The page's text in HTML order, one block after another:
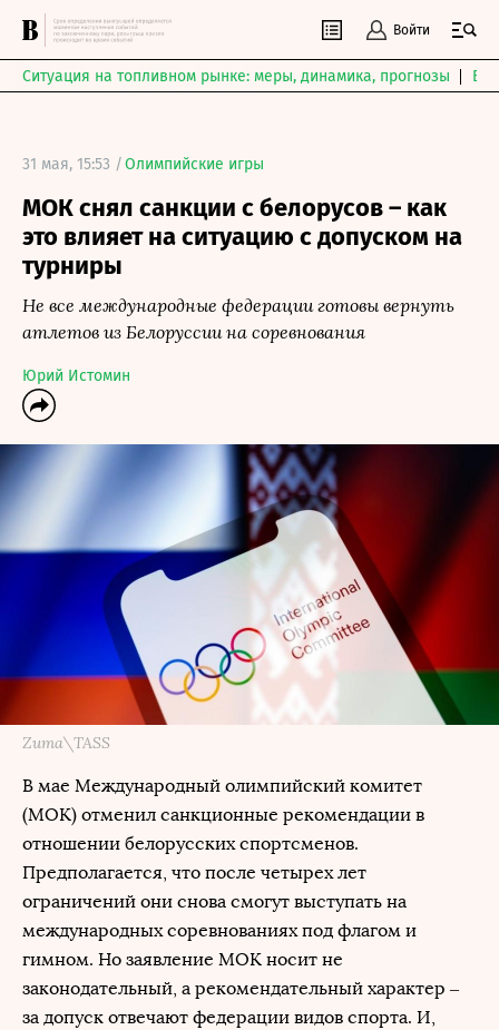
Войти
Ситуация на топливном рынке: меры, динамика, прогнозы
31 мая, 15:53 /Олимпийские игры
МОК снял санкции с белорусов – как
это влияет на ситуацию с допуском на
турниры
Не все международные федерации готовы вернуть
атлетов из Белоруссии на соревнования
Юрий Истомин
Zuma\TASS
В мае Международный олимпийский комитет
(МОК) отменил санкционные рекомендации в
отношении белорусских спортсменов.
Предполагается, что после четырех лет
ограничений они снова смогут выступать на
международных соревнованиях под флагом и
гимном. Но заявление МОК носит не
законодательный, а рекомендательный характер –
за допуск отвечают федерации видов спорта. И,